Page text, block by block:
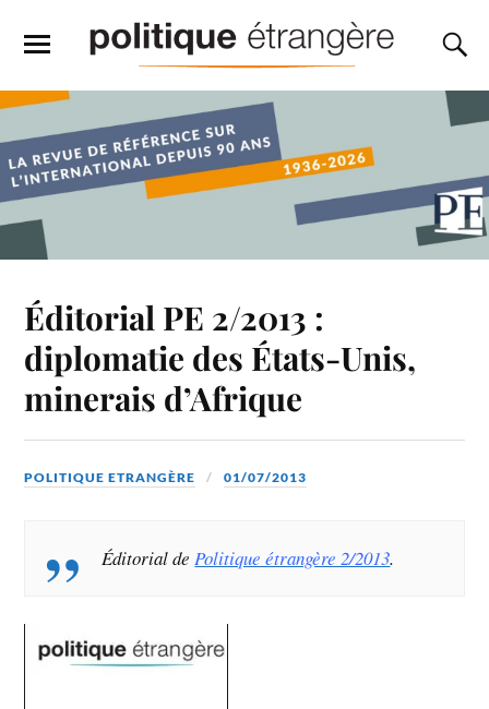
Éditorial PE 2/2013 :
diplomatie des États-Unis,
minerais d’Afrique
POLITIQUE ETRANGÈRE 01/07/2013
Éditorial dePolitique étrangère 2/2013.